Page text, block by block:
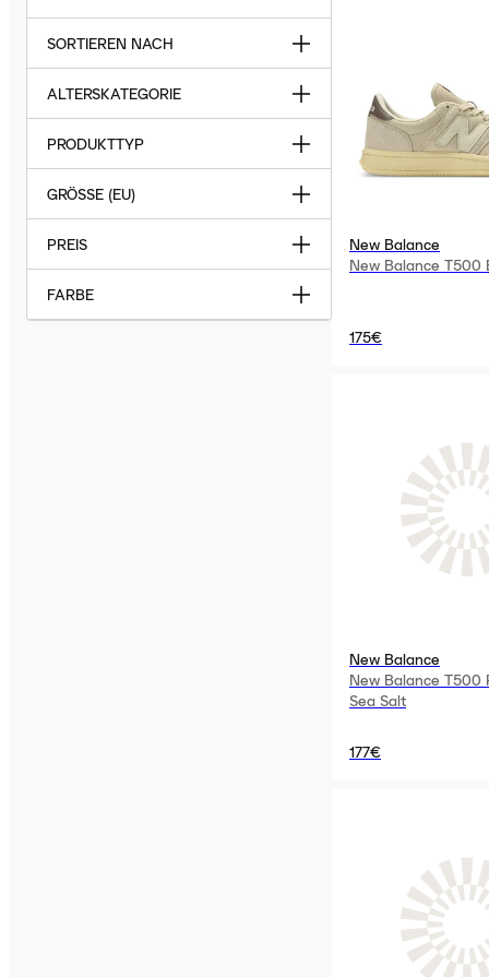
SORTIEREN NACH
ALTERSKATEGORIE
PRODUKTTYP
GRÖSSE (EU)
PREIS
FARBE
New Balance
New Balance T500
175€
New Balance
New Balance T500
Sea Salt
177€